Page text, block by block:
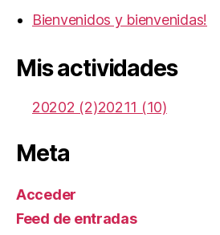
Bienvenidos y bienvenidas!
Mis actividades
20202 (2)20211 (10)
Meta
Acceder
Feed de entradas